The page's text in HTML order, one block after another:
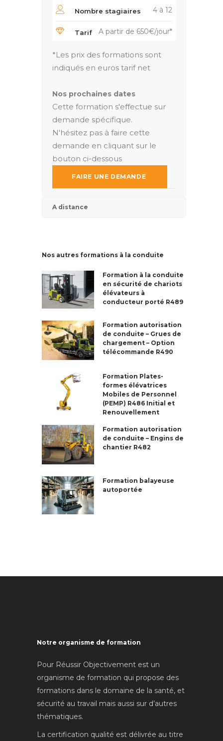
Nombre stagiaires 4 à 12
Tarif A partir de 650€/jour*
*Les prix des formations sont
indiqués en euros tarif net
Nos prochaines dates
Cette formation s'effectue sur
demande spécifique.
N'hésitez pas à faire cette
demande en cliquant sur le
bouton ci-dessous
FAIRE UNE DEMANDE
A distance
Nos autres formations à la conduite
Formation à la conduite
en sécurité de chariots
élévateurs à
conducteur porté R489
Formation autorisation
de conduite – Grues de
chargement – Option
télécommande R490
Formation Plates-
formes élévatrices
Mobiles de Personnel
(PEMP) R486 Initial et
Renouvellement
Formation autorisation
de conduite – Engins de
chantier R482
Formation balayeuse
autoportée
Notre organisme de formation
Pour Réussir Objectivement est un
organisme de formation qui propose des
formations dans le domaine de la santé, et
sécurité au travail mais aussi sur d’autres
thématiques.
La certification qualité est délivrée au titre